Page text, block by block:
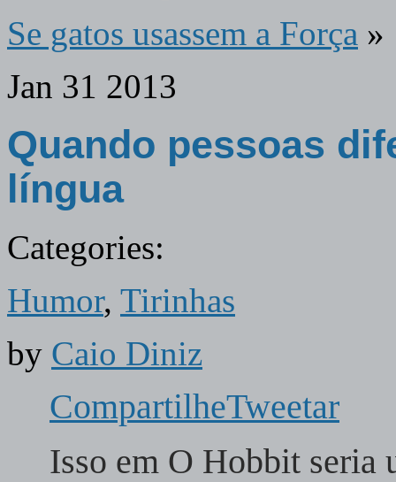
Se gatos usassem a Força »
Jan 31 2013
Quando pessoas
língua
Categories:
Humor, Tirinhas
by Caio Diniz
CompartilheTweetar
Isso em O Hobbit